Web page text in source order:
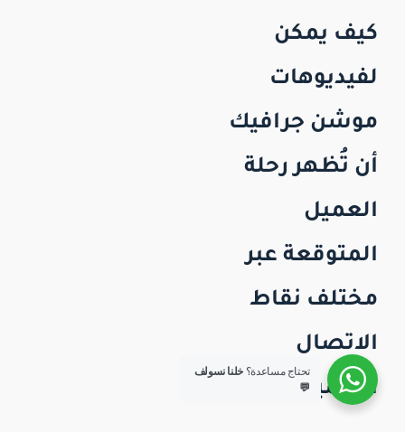
كيف يمكن
لفيديوهات
موشن جرافيك
أن تُظهر رحلة
العميل
المتوقعة عبر
مختلف نقاط
الاتصال
الرقمية؟
تحتاج مساعدة؟ خلنا نسولف
💬